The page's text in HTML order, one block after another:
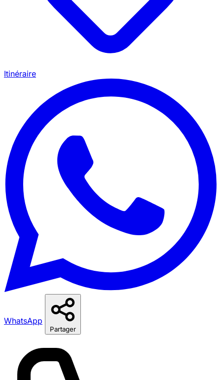
Itinéraire
WhatsApp
Partager